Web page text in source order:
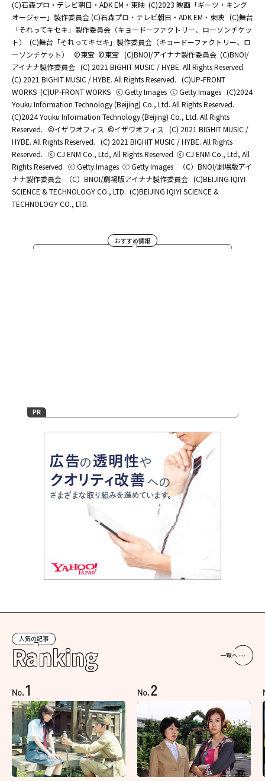
(C)石森プロ・テレビ朝日・ADK EM・東映 (C)2023 映画「ギーツ・キング
オージャー」製作委員会 (C)石森プロ・テレビ朝日・ADK EM・東映 (C)舞台
「それってキセキ」製作委員会（キョードーファクトリー、ローソンチケッ
ト）
(C)舞台「それってキセキ」製作委員会（キョードーファクトリー、ロ
ーソンチケット）
©東宝 ©東宝 (C)BNOI/アイナナ製作委員会 (C)BNOI/
アイナナ製作委員会 (C) 2021 BIGHIT MUSIC / HYBE. All Rights Reserved.
(C) 2021 BIGHIT MUSIC / HYBE. All Rights Reserved. (C)UP-FRONT
WORKS (C)UP-FRONT WORKS ⓒ Getty Images ⓒ Getty Images (C)2024
Youku Information Technology (Beijing) Co., Ltd. All Rights Reserved.
(C)2024 Youku Information Technology (Beijing) Co., Ltd. All Rights
Reserved. ©イザワオフィス ©イザワオフィス (C) 2021 BIGHIT MUSIC /
HYBE. All Rights Reserved. (C) 2021 BIGHIT MUSIC / HYBE. All Rights
Reserved. ⓒ CJ ENM Co., Ltd, All Rights Reserved ⓒ CJ ENM Co., Ltd, All
Rights Reserved ⓒ Getty Images ⓒ Getty Images
（C）BNOI/劇場版アイ
ナナ製作委員会
（C）BNOI/劇場版アイナナ製作委員会 (C)BEIJING IQIYI
SCIENCE & TECHNOLOGY CO., LTD. (C)BEIJING IQIYI SCIENCE &
TECHNOLOGY CO., LTD.
おすすめ情報
人気の記事
Ranking 一覧へ
No.1 No.2